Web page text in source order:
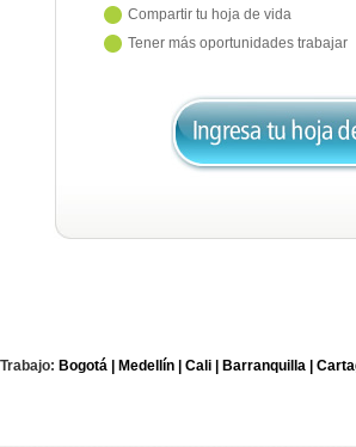
Compartir tu hoja de vida
Tener más oportunidades trabajar
Trabajo: Bogotá | Medellín | Cali | Barranquilla |